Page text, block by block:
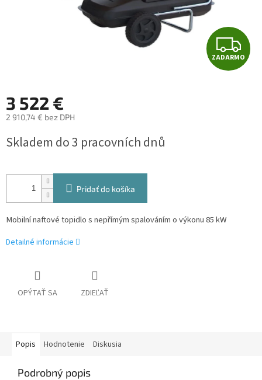
Z
A
ZADARMO
3 522 €
2 910,74 € bez DPH
cena:
Skladem do 3 pracovních dnů
Pridať do košíka
Mobilní naftové topidlo s nepřímým spalováním o výkonu 85 kW
Detailné informácie
OPÝTAŤ SA ZDIEĽAŤ
Popis Hodnotenie Diskusia
Podrobný popis